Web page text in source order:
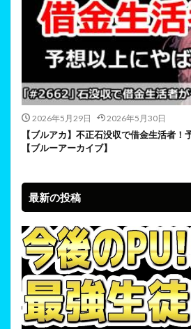
2026年5月29日 2026年5月30日
【ブルアカ】不正石没収で借金生活者！
【ブルーアーカイブ】
最新の投稿